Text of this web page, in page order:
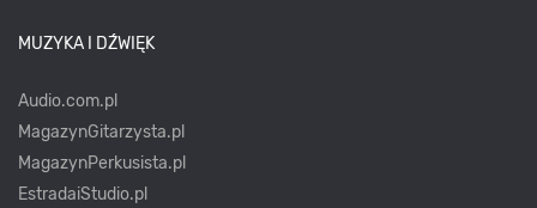
MUZYKA I DŹWIĘK
Audio.com.pl
MagazynGitarzysta.pl
MagazynPerkusista.pl
EstradaiStudio.pl